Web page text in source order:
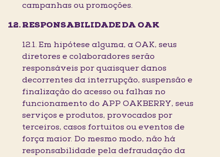
campanhas ou promoções.
RESPONSABILIDADE DA OAK
12.1. Em hipótese alguma, a OAK, seus
diretores e colaboradores serão
responsáveis por quaisquer danos
decorrentes da interrupção, suspensão e
finalização do acesso ou falhas no
funcionamento do APP OAKBERRY, seus
serviços e produtos, provocados por
terceiros, casos fortuitos ou eventos de
força maior. Do mesmo modo, não há
responsabilidade pela defraudação da